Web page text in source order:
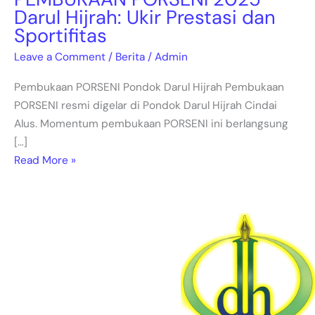
Darul Hijrah: Ukir Prestasi dan
Sportifitas
Leave a Comment / Berita / Admin
Pembukaan PORSENI Pondok Darul Hijrah Pembukaan
PORSENI resmi digelar di Pondok Darul Hijrah Cindai
Alus. Momentum pembukaan PORSENI ini berlangsung
[…]
Read More »